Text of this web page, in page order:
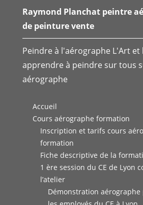
Raymond Planchat peintre
de peinture vente
Peindre à l'aérographe L'Art et
apprendre à peindre sur tous
aérographe
Accueil
Cours aérographe formation
Inscription et tarifs cours
formation
Fiche descriptive de la
1 ère session du CE de Lyon
l’atelier
Démonstration